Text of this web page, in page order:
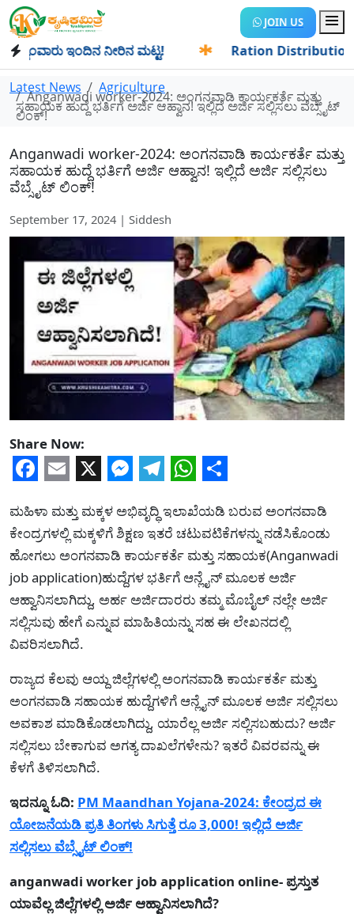
JOIN US
ಇಂದಿನ ನೀರಿನ ಮಟ್ಟ! Ration Distribution-
Latest News Agriculture
Anganwadi worker-2024: ಅಂಗನವಾಡಿ ಕಾರ್ಯಕರ್ತೆ ಮತ್ತು
ಸಹಾಯಕ ಹುದ್ದೆ ಭರ್ತಿಗೆ ಅರ್ಜಿ ಆಹ್ವಾನ! ಇಲ್ಲಿದೆ ಅರ್ಜಿ ಸಲ್ಲಿಸಲು ವೆಬ್ಸೈಟ್
ಲಿಂಕ್!
Anganwadi worker-2024: ಅಂಗನವಾಡಿ ಕಾರ್ಯಕರ್ತೆ ಮತ್ತು
ಸಹಾಯಕ ಹುದ್ದೆ ಭರ್ತಿಗೆ ಅರ್ಜಿ ಆಹ್ವಾನ! ಇಲ್ಲಿದೆ ಅರ್ಜಿ ಸಲ್ಲಿಸಲು
ವೆಬ್ಸೈಟ್ ಲಿಂಕ್!
September 17, 2024 | Siddesh
Share Now:
ಮಹಿಳಾ ಮತ್ತು ಮಕ್ಕಳ ಅಭಿವೃದ್ಧಿ ಇಲಾಖೆಯಡಿ ಬರುವ ಅಂಗನವಾಡಿ
ಕೇಂದ್ರಗಳಲ್ಲಿ ಮಕ್ಕಳಿಗೆ ಶಿಕ್ಷಣ ಇತರೆ ಚಟುವಟಿಕೆಗಳನ್ನು ನಡೆಸಿಕೊಂಡು
ಹೋಗಲು ಅಂಗನವಾಡಿ ಕಾರ್ಯಕರ್ತೆ ಮತ್ತು ಸಹಾಯಕ(Anganwadi
job application)ಹುದ್ದೆಗಳ ಭರ್ತಿಗೆ ಆನ್ಲೈನ್ ಮೂಲಕ ಅರ್ಜಿ
ಆಹ್ವಾನಿಸಲಾಗಿದ್ದು, ಅರ್ಹ ಅರ್ಜಿದಾರರು ತಮ್ಮ ಮೊಬೈಲ್ ನಲ್ಲೇ ಅರ್ಜಿ
ಸಲ್ಲಿಸುವು ಹೇಗೆ ಎನ್ನುವ ಮಾಹಿತಿಯನ್ನು ಸಹ ಈ ಲೇಖನದಲ್ಲಿ
ವಿವರಿಸಲಾಗಿದೆ.
ರಾಜ್ಯದ ಕೆಲವು ಆಯ್ದ ಜಿಲ್ಲೆಗಳಲ್ಲಿ ಅಂಗನವಾಡಿ ಕಾರ್ಯಕರ್ತೆ ಮತ್ತು
ಅಂಗನವಾಡಿ ಸಹಾಯಕ ಹುದ್ದೆಗಳಿಗೆ ಆನ್ಲೈನ್ ಮೂಲಕ ಅರ್ಜಿ ಸಲ್ಲಿಸಲು
ಅವಕಾಶ ಮಾಡಿಕೊಡಲಾಗಿದ್ದು, ಯಾರೆಲ್ಲ ಅರ್ಜಿ ಸಲ್ಲಿಸಬಹುದು? ಅರ್ಜಿ
ಸಲ್ಲಿಸಲು ಬೇಕಾಗುವ ಅಗತ್ಯ ದಾಖಲೆಗಳೇನು? ಇತರೆ ವಿವರವನ್ನು ಈ
ಕೆಳಗೆ ತಿಳಿಸಲಾಗಿದೆ.
ಇದನ್ನೂ ಓದಿ: PM Maandhan Yojana-2024: ಕೇಂದ್ರದ ಈ
ಯೋಜನೆಯಡಿ ಪ್ರತಿ ತಿಂಗಳು ಸಿಗುತ್ತೆ ರೂ 3,000! ಇಲ್ಲಿದೆ ಅರ್ಜಿ
ಸಲ್ಲಿಸಲು ವೆಬ್ಸೈಟ್ ಲಿಂಕ್!
anganwadi worker job application online- ಪ್ರಸ್ತುತ
ಯಾವೆಲ್ಲ ಜಿಲ್ಲೆಗಳಲ್ಲಿ ಅರ್ಜಿ ಆಹ್ವಾನಿಸಲಾಗಿದೆ?